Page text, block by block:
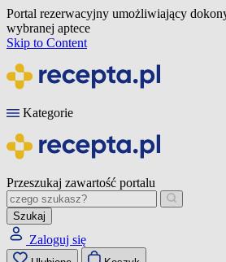
Portal rezerwacyjny umożliwiający
wybranej aptece
Skip to Content
Kategorie
Przeszukaj zawartość portalu
Szukaj
Zaloguj się